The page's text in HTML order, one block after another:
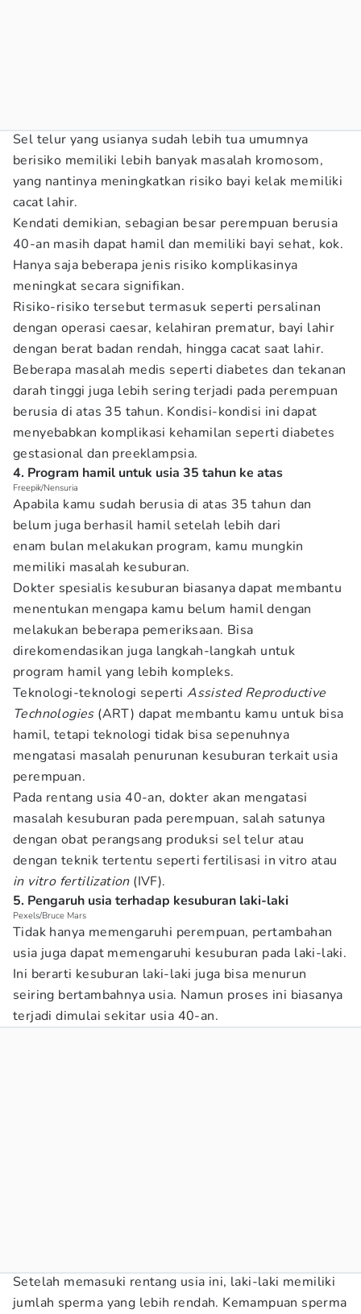
Sel telur yang usianya sudah lebih tua umumnya
berisiko memiliki lebih banyak masalah kromosom,
yang nantinya meningkatkan risiko bayi kelak memiliki
cacat lahir.
Kendati demikian, sebagian besar perempuan berusia
40-an masih dapat hamil dan memiliki bayi sehat, kok.
Hanya saja beberapa jenis risiko komplikasinya
meningkat secara signifikan.
Risiko-risiko tersebut termasuk seperti persalinan
dengan operasi caesar, kelahiran prematur, bayi lahir
dengan berat badan rendah, hingga cacat saat lahir.
Beberapa masalah medis seperti diabetes dan tekanan
darah tinggi juga lebih sering terjadi pada perempuan
berusia di atas 35 tahun. Kondisi-kondisi ini dapat
menyebabkan komplikasi kehamilan seperti diabetes
gestasional dan preeklampsia.
4. Program hamil untuk usia 35 tahun ke atas
Freepik/Nensuria
Apabila kamu sudah berusia di atas 35 tahun dan
belum juga berhasil hamil setelah lebih dari
enam bulan melakukan program, kamu mungkin
memiliki masalah kesuburan.
Dokter spesialis kesuburan biasanya dapat membantu
menentukan mengapa kamu belum hamil dengan
melakukan beberapa pemeriksaan. Bisa
direkomendasikan juga langkah-langkah untuk
program hamil yang lebih kompleks.
Teknologi-teknologi sepertiAssisted Reproductive
Technologies (ART) dapat membantu kamu untuk bisa
hamil, tetapi teknologi tidak bisa sepenuhnya
mengatasi masalah penurunan kesuburan terkait usia
perempuan.
Pada rentang usia 40-an, dokter akan mengatasi
masalah kesuburan pada perempuan, salah satunya
dengan obat perangsang produksi sel telur atau
dengan teknik tertentu seperti fertilisasi in vitro atau
in vitro fertilization (IVF).
5. Pengaruh usia terhadap kesuburan laki-laki
Pexels/Bruce Mars
Tidak hanya memengaruhi perempuan, pertambahan
usia juga dapat memengaruhi kesuburan pada laki-laki.
Ini berarti kesuburan laki-laki juga bisa menurun
seiring bertambahnya usia. Namun proses ini biasanya
terjadi dimulai sekitar usia 40-an.
Setelah memasuki rentang usia ini, laki-laki memiliki
jumlah sperma yang lebih rendah. Kemampuan sperma